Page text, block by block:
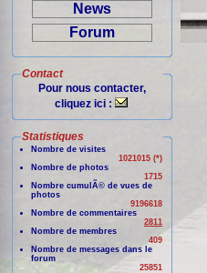
News
Forum
Contact
Pour nous contacter,
cliquez ici :
Statistiques
Nombre de visites
1021015 (*)
Nombre de photos
1715
Nombre cumulÃ© de vues de
photos
9196618
Nombre de commentaires
2811
Nombre de membres
409
Nombre de messages dans le
forum
25851